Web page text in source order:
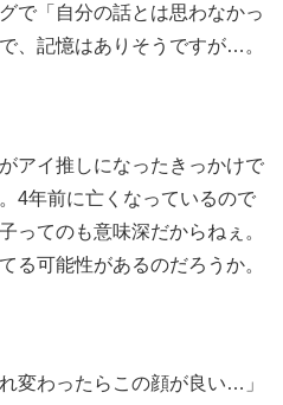
で「自分の話とは思わなかっ
、記憶はありそうですが…。
アイ推しになったきっかけで
4年前に亡くなっているので
ってのも意味深だからねぇ。
る可能性があるのだろうか。
変わったらこの顔が良い…」